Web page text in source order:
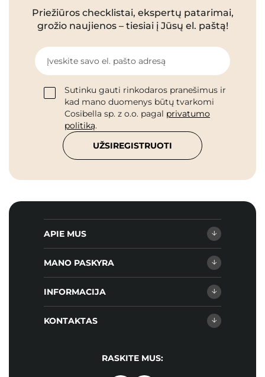
Priežiūros checklistai, ekspertų patarimai,
grožio naujienos – tiesiai į Jūsų el. paštą!
Įveskite savo el. pašto adresą
Sutinku gauti rinkodaros pranešimus ir
kad mano duomenys būtų tvarkomi
Cosibella sp. z o.o. pagal privatumo
politiką.
UŽSIREGISTRUOTI
APIE MUS
MANO PASKYRA
INFORMACIJA
KONTAKTAS
RASKITE MUS: